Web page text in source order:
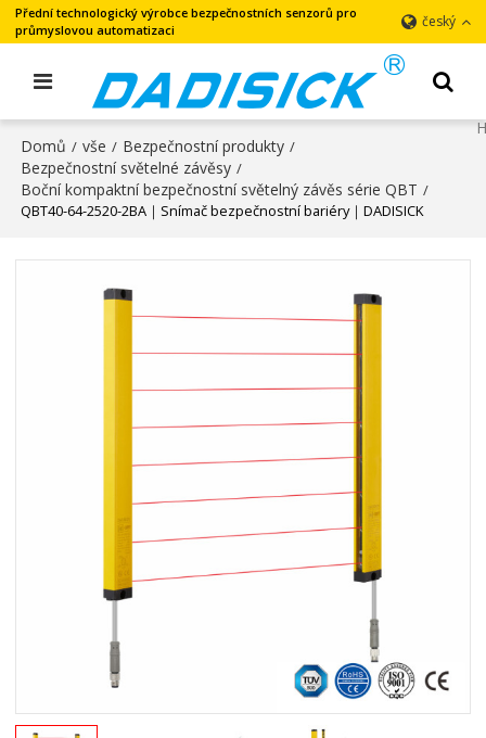
Přední technologický výrobce bezpečnostních senzorů pro
průmyslovou automatizaci
český
Domů / vše / Bezpečnostní produkty /
Bezpečnostní světelné závěsy /
Boční kompaktní bezpečnostní světelný závěs série QBT /
QBT40-64-2520-2BA｜Snímač bezpečnostní bariéry｜DADISICK